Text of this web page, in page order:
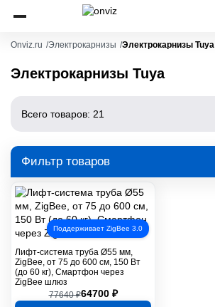
Onviz.ru Электрокарнизы Электрокарнизы Tuya
Электрокарнизы Tuya
Всего товаров: 21
Фильтр товаров
Поддерживает ZigBee 3.0
Лифт-система труба Ø55 мм,
ZigBee, от 75 до 600 см, 150 Вт
(до 60 кг), Смартфон через
ZigBee шлюз
77640 ₽64700 ₽